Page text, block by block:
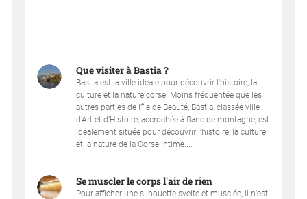
Que visiter à Bastia ?
Bastia est la ville idéale pour découvrir l'histoire, la
culture et la nature corse. Moins fréquentée que les
autres parties de l’île de Beauté, Bastia, classée ville
d’Art et d’Histoire, accrochée à flanc de montagne, est
idéalement située pour découvrir l’histoire, la culture
et la nature de la Corse intime....
Se muscler le corps l'air de rien
Pour afficher une silhouette svelte et musclée, il n’est